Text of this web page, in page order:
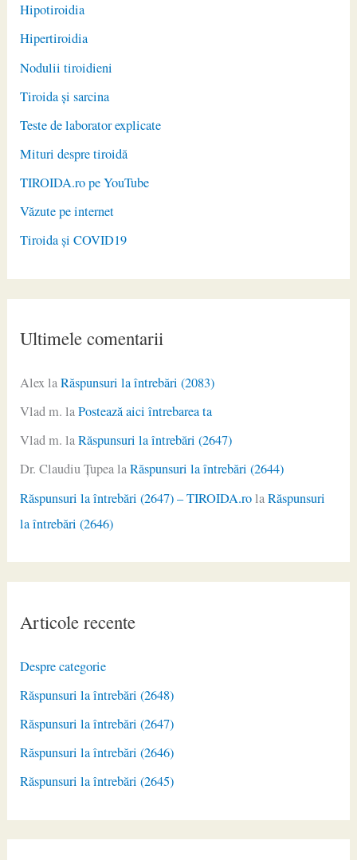
Hipotiroidia
Hipertiroidia
Nodulii tiroidieni
Tiroida și sarcina
Teste de laborator explicate
Mituri despre tiroidă
TIROIDA.ro pe YouTube
Văzute pe internet
Tiroida și COVID19
Ultimele comentarii
AlexlaRăspunsuri la întrebări (2083)
Vlad m. laPostează aici întrebarea ta
Vlad m. laRăspunsuri la întrebări (2647)
Dr. Claudiu ŢupealaRăspunsuri la întrebări (2644)
Răspunsuri la întrebări (2647) – TIROIDA.rolaRăspunsuri
la întrebări (2646)
Articole recente
Despre categorie
Răspunsuri la întrebări (2648)
Răspunsuri la întrebări (2647)
Răspunsuri la întrebări (2646)
Răspunsuri la întrebări (2645)